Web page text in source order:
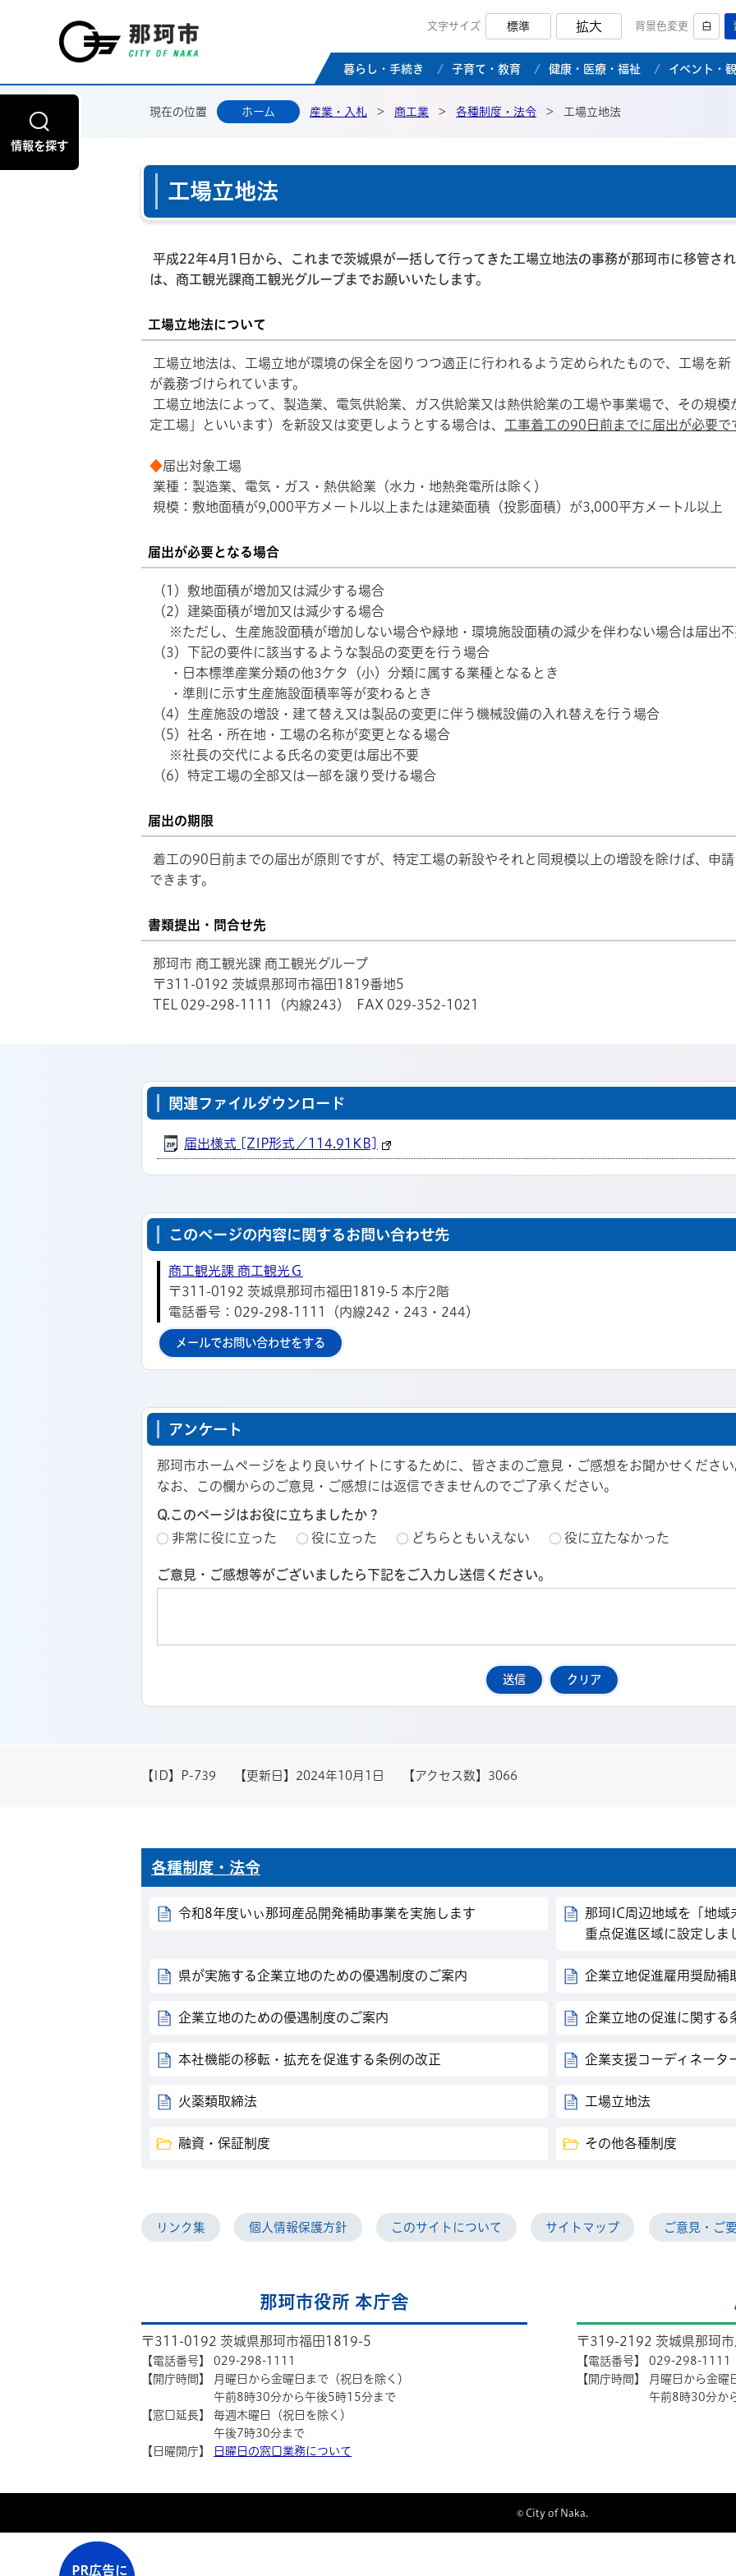
那珂市公式ホームページ
文字サイズ 標準 拡大 背景色変更 白
暮らし・手続き 子育て・教育 健康・医療・福祉 イベント・
情報を探す
現在の位置 ホーム 産業・入札 > 商工業 > 各種制度・法令 > 工場立地法
工場立地法
平成22年4月1日から、これまで茨城県が一括して行ってきた工場立地法の事務が那珂市に移管さ
は、商工観光課商工観光グループまでお願いいたします。
工場立地法について
工場立地法は、工場立地が環境の保全を図りつつ適正に行われるよう定められたもので、工場を
が義務づけられています。
工場立地法によって、製造業、電気供給業、ガス供給業又は熱供給業の工場や事業場で、その規
定工場」といいます）を新設又は変更しようとする場合は、
工事着工の90日前までに届出が必要で
◆届出対象工場
業種：製造業、電気・ガス・熱供給業（水力・地熱発電所は除く）
規模：敷地面積が9,000平方メートル以上または建築面積（投影面積）が3,000平方メートル以上
届出が必要となる場合
（1）敷地面積が増加又は減少する場合
（2）建築面積が増加又は減少する場合
※ただし、生産施設面積が増加しない場合や緑地・環境施設面積の減少を伴わない場合は届出
（3）下記の要件に該当するような製品の変更を行う場合
・日本標準産業分類の他3ケタ（小）分類に属する業種となるとき
・準則に示す生産施設面積率等が変わるとき
（4）生産施設の増設・建て替え又は製品の変更に伴う機械設備の入れ替えを行う場合
（5）社名・所在地・工場の名称が変更となる場合
※社長の交代による氏名の変更は届出不要
（6）特定工場の全部又は一部を譲り受ける場合
届出の期限
着工の90日前までの届出が原則ですが、特定工場の新設やそれと同規模以上の増設を除けば、申
できます。
書類提出・問合せ先
那珂市 商工観光課 商工観光グループ
〒311-0192 茨城県那珂市福田1819番地5
TEL 029-298-1111（内線243） FAX 029-352-1021
関連ファイルダウンロード
届出様式 [ZIP形式／114.91KB]
このページの内容に関するお問い合わせ先
商工観光課 商工観光Ｇ
〒311-0192 茨城県那珂市福田1819-5 本庁2階
電話番号：029-298-1111（内線242・243・244）
メールでお問い合わせをする
アンケート
那珂市ホームページをより良いサイトにするために、皆さまのご意見・ご感想をお聞かせくださ
なお、この欄からのご意見・ご感想には返信できませんのでご了承ください。
Q.このページはお役に立ちましたか？
非常に役に立った
役に立った どちらともいえない 役に立たなかった
ご意見・ご感想等がございましたら下記をご入力し送信ください。
【ID】 P-739 【更新日】 2024年10月1日 【アクセス数】 3066
各種制度・法令
令和8年度いぃ那珂産品開発補助事業を実施します
那珂IC周辺地域を「地域
重点促進区域に設定しま
県が実施する企業立地のための優遇制度のご案内 企業立地促進雇用奨励補
企業立地のための優遇制度のご案内 企業立地の促進に関する
本社機能の移転・拡充を促進する条例の改正 企業支援コーディネータ
火薬類取締法 工場立地法
融資・保証制度 その他各種制度
リンク集 個人情報保護方針 このサイトについて サイトマップ ご意見・ご
那珂市役所 本庁舎
〒311-0192 茨城県那珂市福田1819-5
【電話番号】
029-298-1111
【開庁時間】
月曜日から金曜日まで（祝日を除く）
午前8時30分から午後5時15分まで
【窓口延長】
毎週木曜日（祝日を除く）
午後7時30分まで
【日曜開庁】
日曜日の窓口業務について
〒319-2192 茨城県那珂
【電話番号】
029-298-1111
【開庁時間】
月曜日から金曜
午前8時30分か
© City of Naka.
PR広告に